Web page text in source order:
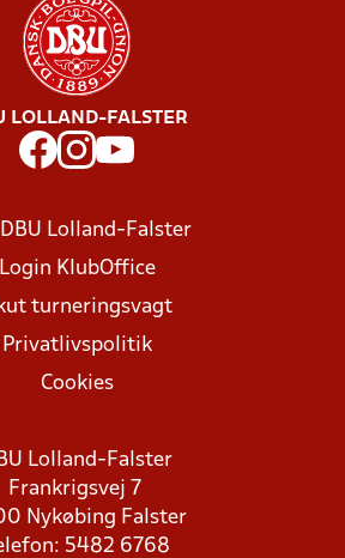
LOLLAND-FALSTER
Lolland-Falster
Login KlubOffice
turneringsvagt
Privatlivspolitik
Cookies
Lolland-Falster
Frankrigsvej 7
Nykøbing Falster
5482 6768